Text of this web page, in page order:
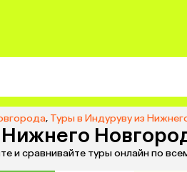
, Туры в Индуруву из
и сравнивайте туры онлайн по